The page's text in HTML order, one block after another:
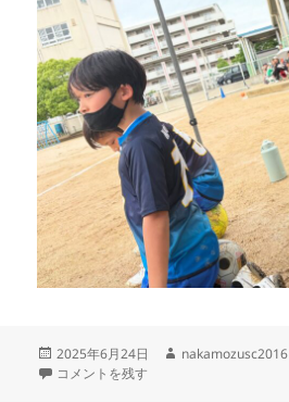
投
稿
2025年6月24日
作
nakamozusc2016
中央リーグ5年生大会 に
コメントを残す